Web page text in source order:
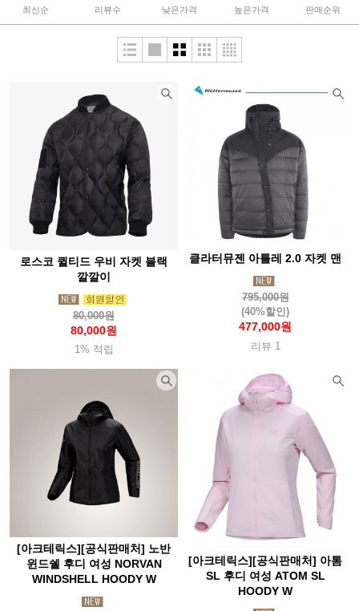
최신순 리뷰수 낮은가격 높은가격 판매순위
로스코 퀼티드 우비 자켓 블랙
깔깔이
80,000원
80,000원
1% 적립
클라터뮤젠 아틀레 2.0 자켓 맨
795,000원
(40%할인)
477,000원
리뷰 1
[아크테릭스][공식판매처] 노반
윈드쉘 후디 여성 NORVAN
WINDSHELL HOODY W
[아크테릭스][공식판매처] 아톰
SL 후디 여성 ATOM SL
HOODY W